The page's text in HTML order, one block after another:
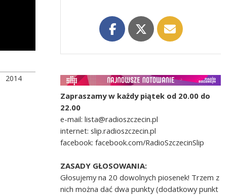
2014
Zapraszamy w każdy piątek od 20.00 do
22.00
e-mail: lista@radioszczecin.pl
internet: slip.radioszczecin.pl
facebook: facebook.com/RadioSzczecinSlip
ZASADY GŁOSOWANIA:
Głosujemy na 20 dowolnych piosenek! Trzem z
nich można dać dwa punkty (dodatkowy punkt